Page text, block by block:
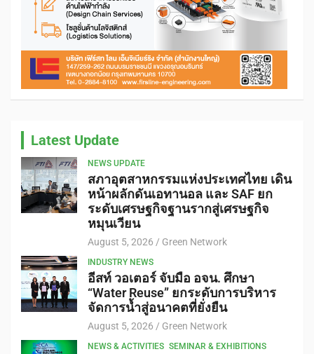
Latest Update
NEWS UPDATE
สภาอุตสาหกรรมแห่งประเทศไทย เดิน
หน้าผลักดันเอทานอล และ SAF ยก
ระดับเศรษฐกิจฐานรากสู่เศรษฐกิจ
หมุนเวียน
August 5, 2026 Green Network
INDUSTRY NEWS
อีสท์ วอเตอร์ จับมือ อจน. ศึกษา
“Water Reuse” ยกระดับการบริหาร
จัดการน้ำสู่อนาคตที่ยั่งยืน
August 5, 2026 Green Network
NEWS & ACTIVITIES SEMINAR & EXHIBITIONS